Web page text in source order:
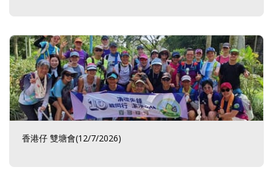
香港仔 雙塘會(12/7/2026)